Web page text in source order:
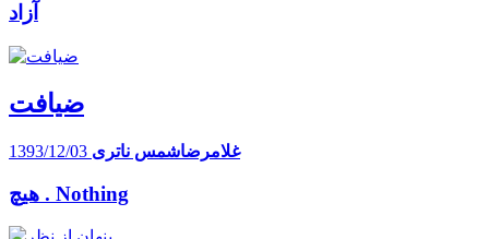
آزاد
ضیافت
غلامرضاشمس ناتری 1393/12/03
هیچ . Nothing